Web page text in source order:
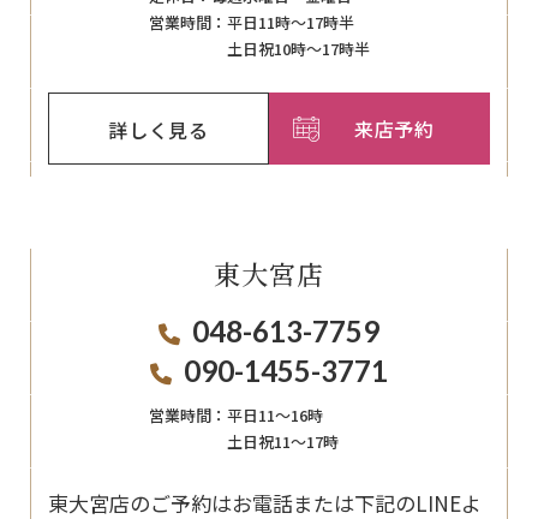
営業時間： 平日11時～17時半
土日祝10時～17時半
詳しく見る 来店予約
東大宮店
048-613-7759
090-1455-3771
営業時間： 平日11〜16時
土日祝11〜17時
東大宮店のご予約はお電話または下記のLINEよ